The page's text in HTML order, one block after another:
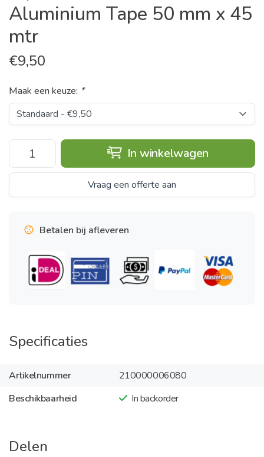
Aluminium Tape 50 mm x 45
mtr
€9,50
Maak een keuze: *
In winkelwagen
Vraag een offerte aan
Betalen bij afleveren
Specificaties
Artikelnummer
210000006080
Beschikbaarheid
In backorder
Delen